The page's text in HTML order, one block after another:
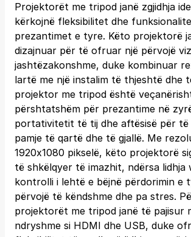
Projektorët me tripod janë zgjidhja
kërkojnë fleksibilitet dhe
prezantimet e tyre. Këto projektorë
dizajnuar për të ofruar një përvojë
jashtëzakonshme, duke kombinuar
lartë me një instalim të thjeshtë dhe
projektor me tripod është
përshtatshëm për prezantime në
portativitetit të tij dhe aftësisë për
pamje të qartë dhe të gjallë. Me
1920x1080 pikselë, këto projektorë
të shkëlqyer të imazhit, ndërsa lidhja
kontrolli i lehtë e bëjnë përdorimin e
përvojë të këndshme dhe pa stres.
projektorët me tripod janë të pajisur
ndryshme si HDMI dhe USB, duke